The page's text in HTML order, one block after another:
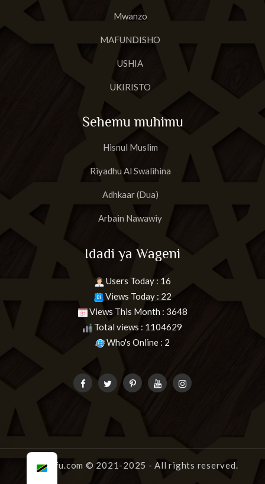
Mwanzo
MAFUNDISHO
USHIA
UKIRISTO
Sehemu muhimu
Hisnul Muslim
Riyadhu Al Swalihina
Adhkaar (Dua)
Arbain Nawawiy
Idadi ya Wageni
Users Today : 16
Views Today : 22
Views This Month : 3648
Total views : 1104629
Who's Online : 2
uongofu.com © 2021-2025 - All rights reserved.